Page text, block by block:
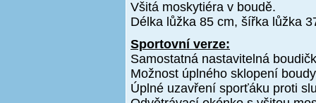
Všitá moskytiéra v boudě.
Délka lůžka 85 cm, šířka lůžka
Sportovní verze:
Samostatná nastavitelná
Možnost úplného sklopení
Úplné uzavření sporťáku proti